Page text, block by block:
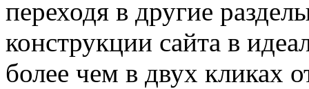
переходя в другие
конструкции сайта в
более чем в двух кликах